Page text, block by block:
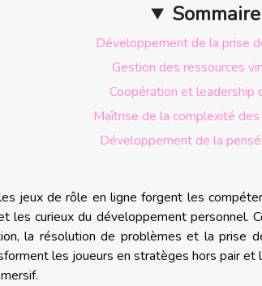
Sommaire
Développement de la prise
Gestion des ressources
Coopération et leadership
Maîtrise de la complexité
Développement de la
jeux de rôle en ligne forgent les
les curieux du développement personnel.
la résolution de problèmes et la prise
les joueurs en stratèges hors pair